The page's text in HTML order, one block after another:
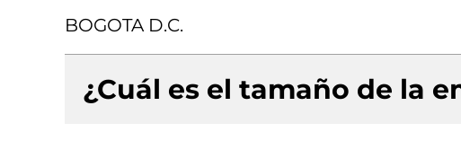
BOGOTA D.C.
¿Cuál es el tamaño de la